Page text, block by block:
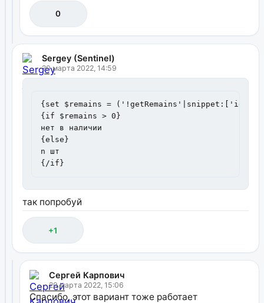
0
Sergey (Sentinel)
20 марта 2022, 14:59
{set $remains = ('!getRemains'|snippet:['id' =>
{if $remains > 0}
нет в наличии
{else}
n шт
{/if}
так попробуй
+1
Сергей Карпович
20 марта 2022, 15:06
Спасибо, этот вариант тоже работает